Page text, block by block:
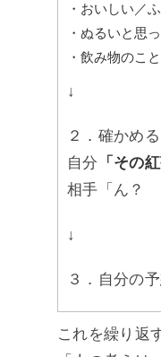
・おいしい／
・ぬるいと思
・飲み物のこ
↓
２．確かめ
自分 「その
相手「ん？
↓
３．自分の
これを繰り返